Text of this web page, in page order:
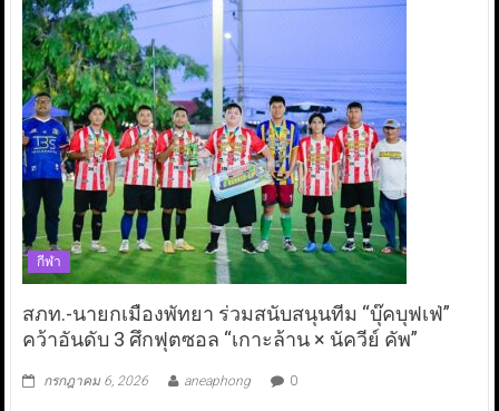
กีฬา
สภท.-นายกเมืองพัทยา ร่วมสนับสนุนทีม “บุ๊คบุฟเฟ่”
คว้าอันดับ 3 ศึกฟุตซอล “เกาะล้าน × นัควีย์ คัพ”
กรกฎาคม 6, 2026 aneaphong 0